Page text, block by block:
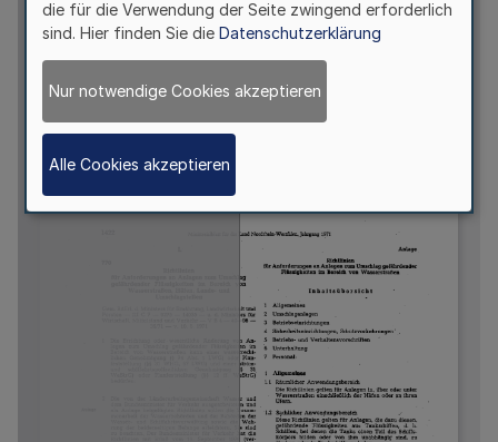
die für die Verwendung der Seite zwingend erforderlich
sind. Hier finden Sie die Datenschutzerklärung
Nur notwendige Cookies akzeptieren
Alle Cookies akzeptieren